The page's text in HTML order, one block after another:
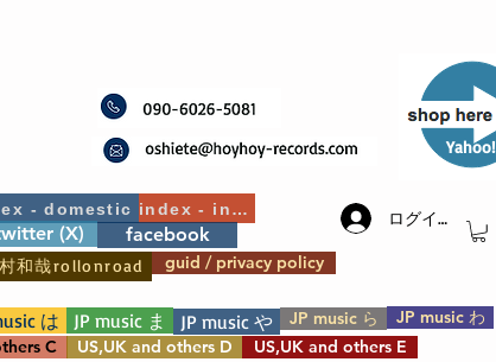
​Yahoo!
- domestic index - int'l
guid / privacy policy
(X)
和哉rollonroad
facebook
ログイン
は JP music ま JP music や JP music ら
JP music わ
C US,UK and others D
US,UK and others E